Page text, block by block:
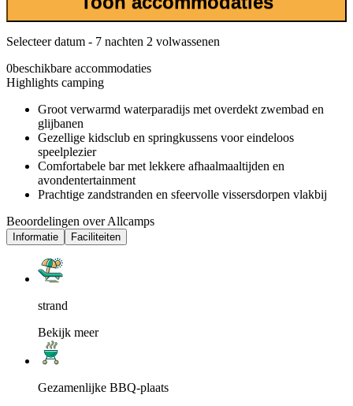
Selecteer datum - 7 nachten 2 volwassenen
0beschikbare accommodaties
Highlights camping
Groot verwarmd waterparadijs met overdekt zwembad en
glijbanen
Gezellige kidsclub en springkussens voor eindeloos
speelplezier
Comfortabele bar met lekkere afhaalmaaltijden en
avondentertainment
Prachtige zandstranden en sfeervolle vissersdorpen vlakbij
Beoordelingen over Allcamps
Informatie Faciliteiten
strand
Bekijk meer
Gezamenlijke BBQ-plaats